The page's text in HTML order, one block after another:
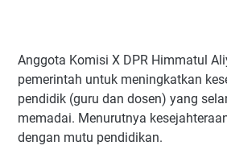
Anggota Komisi X DPR Himmatul
pemerintah untuk meningkatkan
pendidik (guru dan dosen) yang
memadai. Menurutnya
dengan mutu pendidikan.